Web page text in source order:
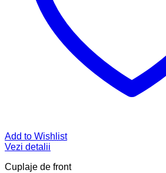
Add to Wishlist
Vezi detalii
Cuplaje de front